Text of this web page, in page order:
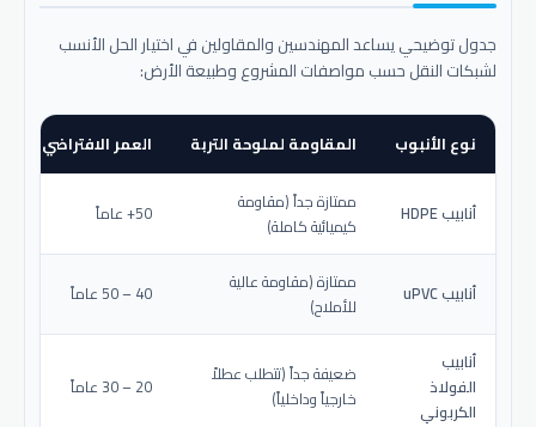
جدول توضيحي يساعد المهندسين والمقاولين في اختيار الحل الأنسب
لشبكات النقل حسب مواصفات المشروع وطبيعة الأرض:
نوع الأنبوب المقاومة لملوحة التربة العمر الافتراضي
أنابيب HDPE
ممتازة جداً (مقاومة
كيميائية كاملة)
50+ عاماً
أنابيب uPVC
ممتازة (مقاومة عالية
للأملاح)
40 – 50 عاماً
أنابيب
الفولاذ
الكربوني
ضعيفة جداً (تتطلب عطلاً
خارجياً وداخلياً)
20 – 30 عاماً